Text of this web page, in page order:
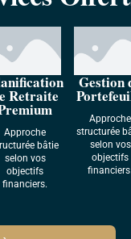
Retraite
Approche
bâtie
selon vos
objectifs
financiers.
Gestion
Approche
structurée
selon vos
objectifs